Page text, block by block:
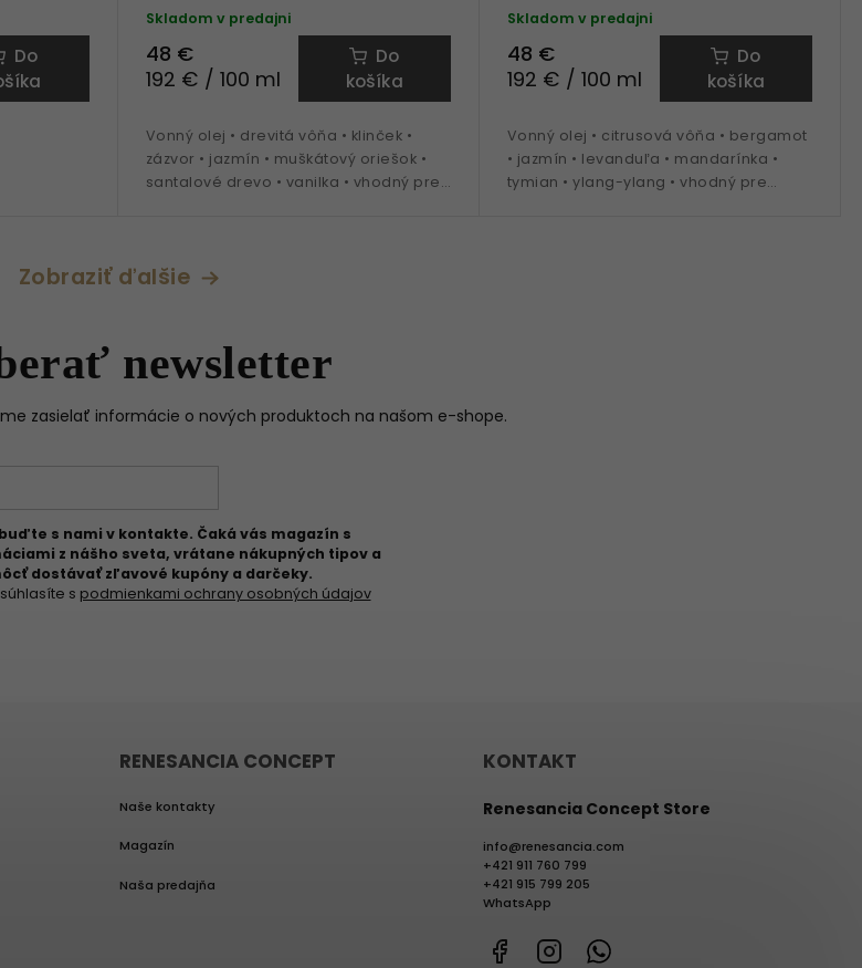
Do
Skladom v predajni
48 €
192 € / 100 ml
Do
košíka
Vonný olej • drevitá vôňa • klinček •
zázvor • jazmín • muškátový oriešok •
santalové drevo • vanilka • vhodný pre
Skladom v predajni
48 €
192 € / 100 ml
Do
košíka
Vonný olej • citrusová vôňa • bergamot
• jazmín • levanduľa • mandarínka •
tymian • ylang-ylang • vhodný pre
Zobraziť ďalšie
newsletter
zasielať informácie o nových produktoch na našom e-shope.
s nami v kontakte. Čaká vás magazín s
z nášho sveta, vrátane nákupných tipov a
dostávať zľavové kupóny a darčeky.
s podmienkami ochrany osobných údajov
RENESANCIA CONCEPT
Naše kontakty
Magazín
Naša predajňa
KONTAKT
Renesancia Concept Store
info@renesancia.com
+421 911 760 799
+421 915 799 205
WhatsApp
FacebookInstagram